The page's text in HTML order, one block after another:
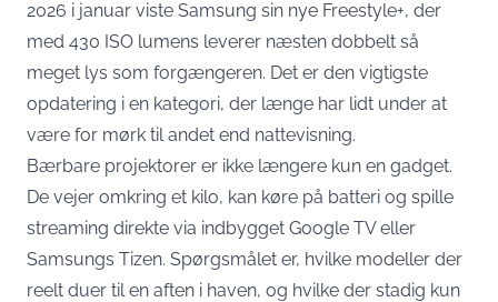
2026 i januar viste Samsung sin nye Freestyle+, der
med 430 ISO lumens leverer næsten dobbelt så
meget lys som forgængeren. Det er den vigtigste
opdatering i en kategori, der længe har lidt under at
være for mørk til andet end nattevisning.
Bærbare projektorer er ikke længere kun en gadget.
De vejer omkring et kilo, kan køre på batteri og spille
streaming direkte via indbygget Google TV eller
Samsungs Tizen. Spørgsmålet er, hvilke modeller der
reelt duer til en aften i haven, og hvilke der stadig kun